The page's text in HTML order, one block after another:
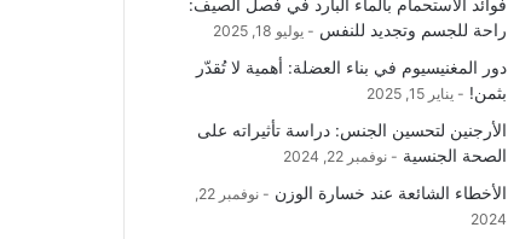
و
ك
T
u
b
e
ق
ر
ا
ا
ل
م
فوائد الاستحمام بالماء البارد في فصل الصيف:
راحة للجسم وتجديد للنفس
يوليو 18, 2025
دور المغنيسيوم في بناء العضلة: أهمية لا تُقدّر
بثمن!
يناير 15, 2025
الأرجنين لتحسين الجنس: دراسة تأثيراته على
الصحة الجنسية
نوفمبر 22, 2024
الأخطاء الشائعة عند خسارة الوزن
نوفمبر 22,
2024